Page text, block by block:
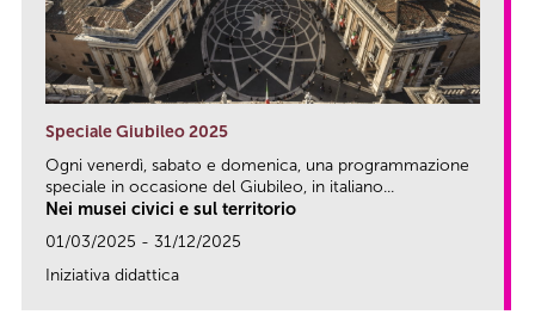
Speciale Giubileo 2025
Ogni venerdì, sabato e domenica, una programmazione
speciale in occasione del Giubileo, in italiano...
Nei musei civici e sul territorio
01/03/2025 - 31/12/2025
Iniziativa didattica